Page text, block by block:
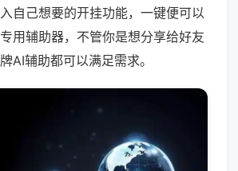
自己想要的开挂功能，一键便可以
用辅助器，不管你是想分享给好友
AI辅助都可以满足需求。